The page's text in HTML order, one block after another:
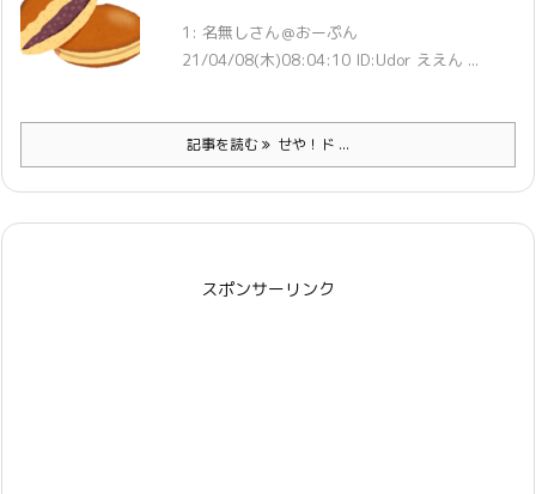
1: 名無しさん＠おーぷん
21/04/08(木)08:04:10 ID:Udor ええん ...
記事を読む せや！ド ...
スポンサーリンク